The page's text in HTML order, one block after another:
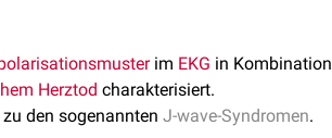
im EKG in Kombination
Herztod charakterisiert.
zu den sogenannten J-wave-Syndromen.